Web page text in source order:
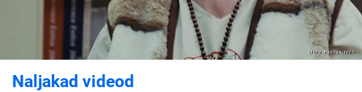
Naljakad videod